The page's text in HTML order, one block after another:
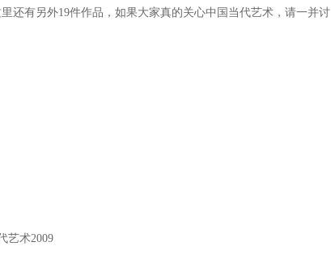
还有另外19件作品，如果大家真的关心中国当代艺术，请一并讨
艺术2009